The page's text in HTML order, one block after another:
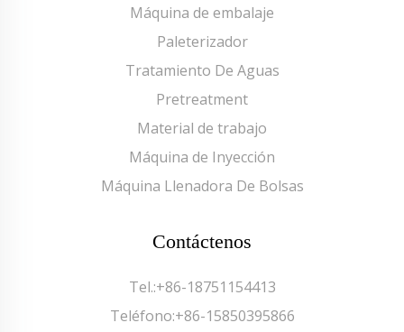
Máquina de embalaje
Paleterizador
Tratamiento De Aguas
Pretreatment
Material de trabajo
Máquina de Inyección
Máquina Llenadora De Bolsas
Contáctenos
Tel.:+86-18751154413
Teléfono:+86-15850395866